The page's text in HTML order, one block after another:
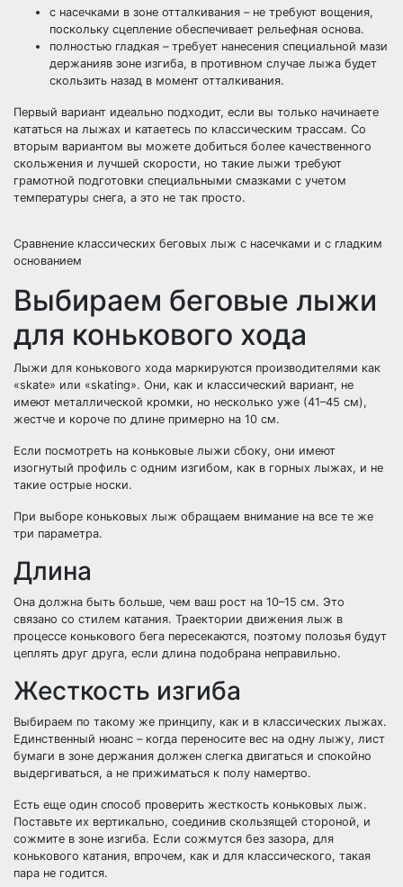
с насечками в зоне отталкивания – не требуют вощения,
поскольку сцепление обеспечивает рельефная основа.
полностью гладкая – требует нанесения специальной мази
держанияв зоне изгиба, в противном случае лыжа будет
скользить назад в момент отталкивания.
Первый вариант идеально подходит, если вы только начинаете
кататься на лыжах и катаетесь по классическим трассам. Со
вторым вариантом вы можете добиться более качественного
скольжения и лучшей скорости, но такие лыжи требуют
грамотной подготовки специальными смазками с учетом
температуры снега, а это не так просто.
Сравнение классических беговых лыж с насечками и с гладким
основанием
Выбираем беговые лыжи
для конькового хода
Лыжи для конькового хода маркируются производителями как
«skate» или «skating». Они, как и классический вариант, не
имеют металлической кромки, но несколько уже (41–45 см),
жестче и короче по длине примерно на 10 см.
Если посмотреть на коньковые лыжи сбоку, они имеют
изогнутый профиль с одним изгибом, как в горных лыжах, и не
такие острые носки.
При выборе коньковых лыж обращаем внимание на все те же
три параметра.
Длина
Она должна быть больше, чем ваш рост на 10–15 см. Это
связано со стилем катания. Траектории движения лыж в
процессе конькового бега пересекаются, поэтому полозья будут
цеплять друг друга, если длина подобрана неправильно.
Жесткость изгиба
Выбираем по такому же принципу, как и в классических лыжах.
Единственный нюанс – когда переносите вес на одну лыжу, лист
бумаги в зоне держания должен слегка двигаться и спокойно
выдергиваться, а не прижиматься к полу намертво.
Есть еще один способ проверить жесткость коньковых лыж.
Поставьте их вертикально, соединив скользящей стороной, и
сожмите в зоне изгиба. Если сожмутся без зазора, для
конькового катания, впрочем, как и для классического, такая
пара не годится.